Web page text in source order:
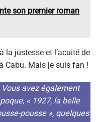
son premier roman
la justesse et l’acuité de
Cabu. Mais je suis fan !
avez également
« 1927, la belle
pousse », quelques